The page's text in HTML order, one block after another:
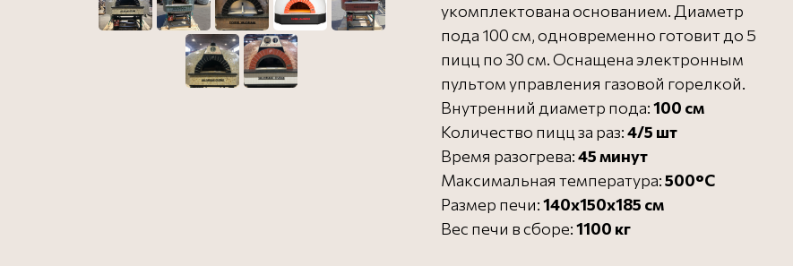
укомплектована основанием. Диаметр
пода 100 см, одновременно готовит до 5
пицц по 30 см. Оснащена электронным
пультом управления газовой горелкой.
Внутренний диаметр пода:100 см
Количество пицц за раз:4/5 шт
Время разогрева:45 минут
Максимальная температура:500°C
Размер печи:140х150х185 см
Вес печи в сборе:1100 кг